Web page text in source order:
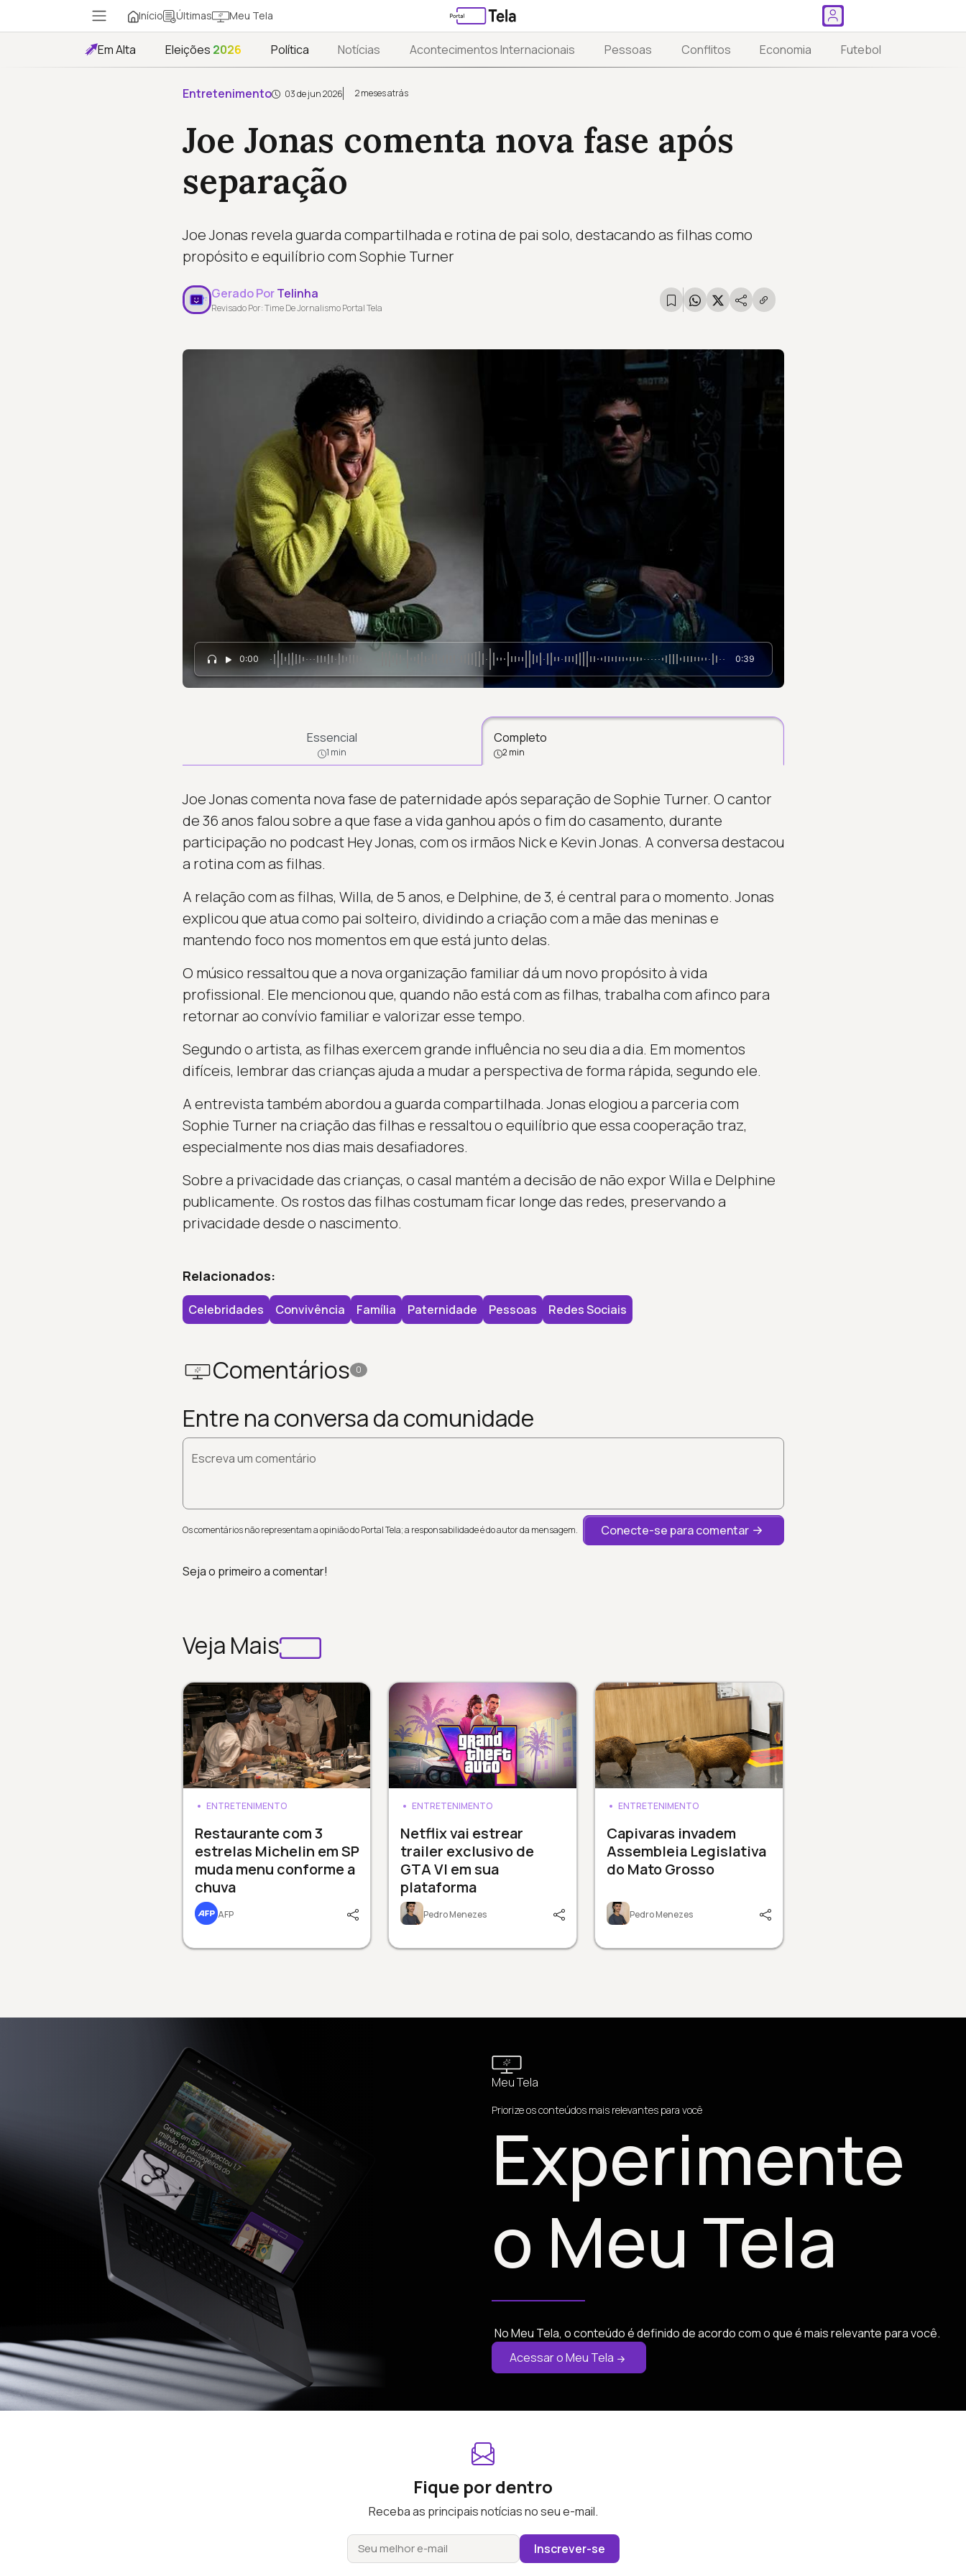
Início Últimas Meu Tela
Em Alta Eleições 2026 Política Notícias Acontecimentos Internacionais Pessoas Conflitos Economia Futebol
Entretenimento 03 de jun 2026 2 meses atrás
Joe Jonas comenta nova fase após
separação
Joe Jonas revela guarda compartilhada e rotina de pai solo, destacando as filhas como
propósito e equilíbrio com Sophie Turner
Gerado PorTelinha
Revisado Por: Time De Jornalismo Portal Tela
0:00 0:39
Essencial
1 min
Completo
2 min
Joe Jonas comenta nova fase de paternidade após separação de Sophie Turner. O cantor
de 36 anos falou sobre a que fase a vida ganhou após o fim do casamento, durante
participação no podcast Hey Jonas, com os irmãos Nick e Kevin Jonas. A conversa destacou
a rotina com as filhas.
A relação com as filhas, Willa, de 5 anos, e Delphine, de 3, é central para o momento. Jonas
explicou que atua como pai solteiro, dividindo a criação com a mãe das meninas e
mantendo foco nos momentos em que está junto delas.
O músico ressaltou que a nova organização familiar dá um novo propósito à vida
profissional. Ele mencionou que, quando não está com as filhas, trabalha com afinco para
retornar ao convívio familiar e valorizar esse tempo.
Segundo o artista, as filhas exercem grande influência no seu dia a dia. Em momentos
difíceis, lembrar das crianças ajuda a mudar a perspectiva de forma rápida, segundo ele.
A entrevista também abordou a guarda compartilhada. Jonas elogiou a parceria com
Sophie Turner na criação das filhas e ressaltou o equilíbrio que essa cooperação traz,
especialmente nos dias mais desafiadores.
Sobre a privacidade das crianças, o casal mantém a decisão de não expor Willa e Delphine
publicamente. Os rostos das filhas costumam ficar longe das redes, preservando a
privacidade desde o nascimento.
Relacionados:
Celebridades Convivência Família Paternidade Pessoas Redes Sociais
Comentários 0
Entre na conversa da comunidade
Escreva um comentário
Os comentários não representam a opinião do Portal Tela; a responsabilidade é do autor da mensagem. Conecte-se para comentar
Seja o primeiro a comentar!
Veja Mais
ENTRETENIMENTO
Restaurante com 3
estrelas Michelin em SP
muda menu conforme a
chuva
AFP
ENTRETENIMENTO
Netflix vai estrear
trailer exclusivo de
GTA VI em sua
plataforma
Pedro Menezes
ENTRETENIMENTO
Capivaras invadem
Assembleia Legislativa
do Mato Grosso
Pedro Menezes
Meu Tela
Priorize os conteúdos mais relevantes para você
Experimente
o Meu Tela
No Meu Tela, o conteúdo é definido de acordo com o que é mais relevante para você.
Acessar o Meu Tela
Fique por dentro
Receba as principais notícias no seu e-mail.
Inscrever-se